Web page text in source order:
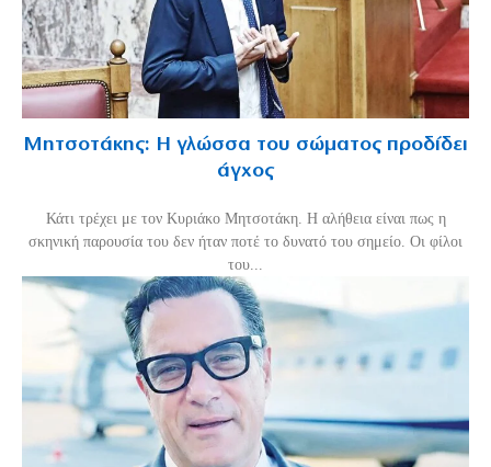
Μητσοτάκης: Η γλώσσα του σώματος προδίδει
άγχος
Κάτι τρέχει με τον Κυριάκο Μητσοτάκη. Η αλήθεια είναι πως η
σκηνική παρουσία του δεν ήταν ποτέ το δυνατό του σημείο. Οι φίλοι
του...